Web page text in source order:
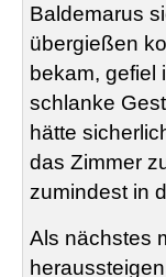
Baldemarus
übergießen
bekam, gefiel
schlanke
hätte
das Zimmer
zumindest in
Als nächstes